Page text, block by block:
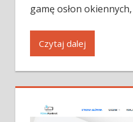
gamę osłon
Czytaj dalej